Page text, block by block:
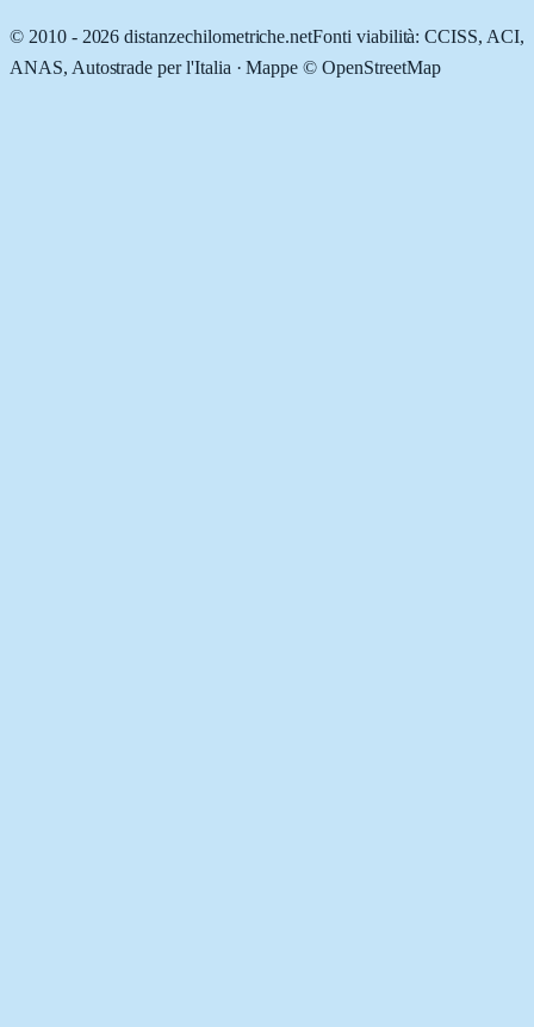
© 2010 - 2026 distanzechilometriche.netFonti viabilità: CCISS, ACI,
ANAS, Autostrade per l'Italia · Mappe © OpenStreetMap